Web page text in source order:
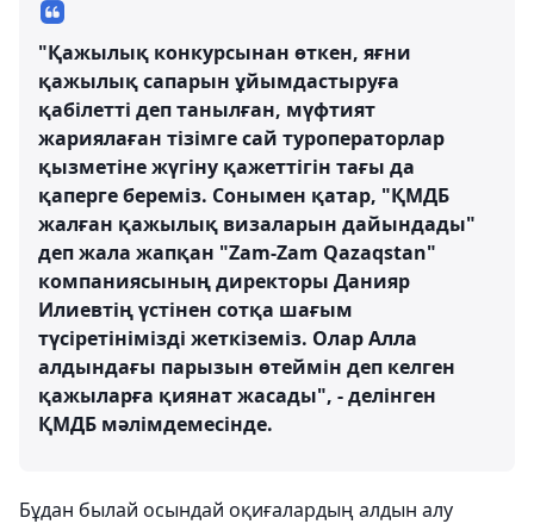
"Қажылық конкурсынан өткен, яғни
қажылық сапарын ұйымдастыруға
қабілетті деп танылған, мүфтият
жариялаған тізімге сай туроператорлар
қызметіне жүгіну қажеттігін тағы да
қаперге береміз. Сонымен қатар, "ҚМДБ
жалған қажылық визаларын дайындады"
деп жала жапқан "Zam-Zam Qazaqstan"
компаниясының директоры Данияр
Илиевтің үстінен сотқа шағым
түсіретінімізді жеткіземіз. Олар Алла
алдындағы парызын өтеймін деп келген
қажыларға қиянат жасады", - делінген
ҚМДБ мәлімдемесінде.
Бұдан былай осындай оқиғалардың алдын алу